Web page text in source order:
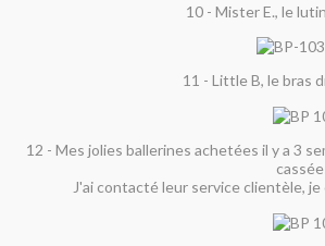
10 - Mister E., le
11 - Little B, le bras
12 - Mes jolies ballerines achetées il y a 3
J'ai contacté leur service clientèle,